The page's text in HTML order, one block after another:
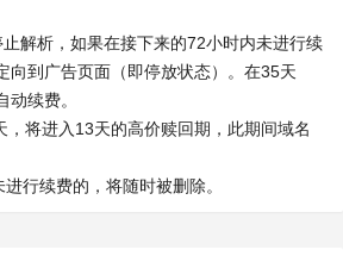
解析，如果在接下来的72小时内未进行续
向到广告页面（即停放状态）。在35天
续费。
将进入13天的高价赎回期，此期间域名
行续费的，将随时被删除。